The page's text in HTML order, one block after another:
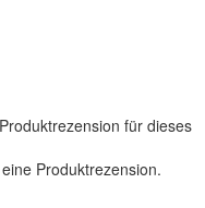
für dieses
Produktrezension.